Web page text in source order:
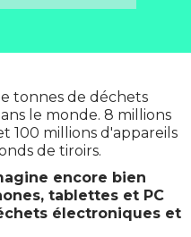
tonnes de déchets
le monde. 8 millions
100 millions d'appareils
de tiroirs.
encore bien
tablettes et PC
électroniques et